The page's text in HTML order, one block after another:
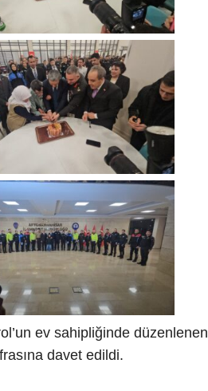
ev sahipliğinde düzenlenen
davet edildi.